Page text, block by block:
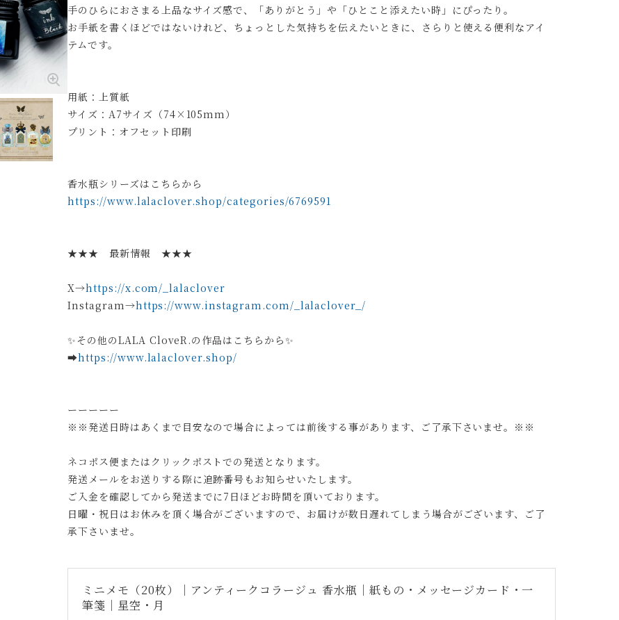
手のひらにおさまる上品なサイズ感で、「ありがとう」や「ひとこと添えたい時」にぴったり。
お手紙を書くほどではないけれど、ちょっとした気持ちを伝えたいときに、さらりと使える便利なアイ
テムです。
用紙：上質紙
サイズ：A7サイズ（74×105mm）
プリント：オフセット印刷
香水瓶シリーズはこちらから
https://www.lalaclover.shop/categories/6769591
★★★ 最新情報 ★★★
X→https://x.com/_lalaclover
Instagram→https://www.instagram.com/_lalaclover_/
✨その他のLALA CloveR.の作品はこちらから✨
➡︎https://www.lalaclover.shop/
ーーーーー
※※発送日時はあくまで目安なので場合によっては前後する事があります、ご了承下さいませ。※※
ネコポス便またはクリックポストでの発送となります。
発送メールをお送りする際に追跡番号もお知らせいたします。
ご入金を確認してから発送までに7日ほどお時間を頂いております。
日曜・祝日はお休みを頂く場合がございますので、お届けが数日遅れてしまう場合がございます、ご了
承下さいませ。
ミニメモ（20枚）｜アンティークコラージュ 香水瓶｜紙もの・メッセージカード・一
筆箋｜星空・月